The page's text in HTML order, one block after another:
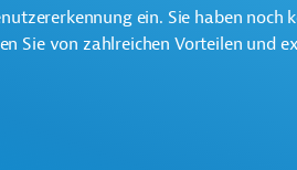
ein. Sie haben noch
Sie von zahlreichen Vorteilen und